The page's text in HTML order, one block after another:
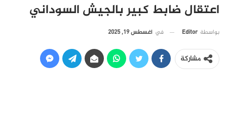
اعتقال ضابط كبير بالجيش السوداني
بواسطة Editor في أغسطس 19, 2025
مشاركة